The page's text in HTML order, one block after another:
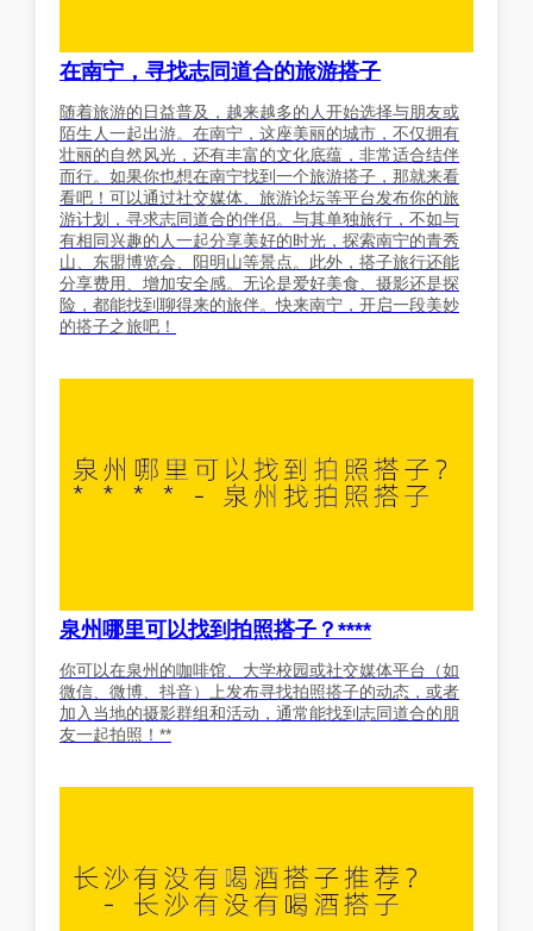
在南宁，寻找志同道合的旅游搭子
随着旅游的日益普及，越来越多的人开始选择与朋友或
陌生人一起出游。在南宁，这座美丽的城市，不仅拥有
壮丽的自然风光，还有丰富的文化底蕴，非常适合结伴
而行。如果你也想在南宁找到一个旅游搭子，那就来看
看吧！可以通过社交媒体、旅游论坛等平台发布你的旅
游计划，寻求志同道合的伴侣。与其单独旅行，不如与
有相同兴趣的人一起分享美好的时光，探索南宁的青秀
山、东盟博览会、阳明山等景点。此外，搭子旅行还能
分享费用、增加安全感。无论是爱好美食、摄影还是探
险，都能找到聊得来的旅伴。快来南宁，开启一段美妙
的搭子之旅吧！
泉州哪里可以找到拍照搭子？****
你可以在泉州的咖啡馆、大学校园或社交媒体平台（如
微信、微博、抖音）上发布寻找拍照搭子的动态，或者
加入当地的摄影群组和活动，通常能找到志同道合的朋
友一起拍照！**